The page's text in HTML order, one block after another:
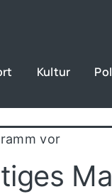
Kultur
vor